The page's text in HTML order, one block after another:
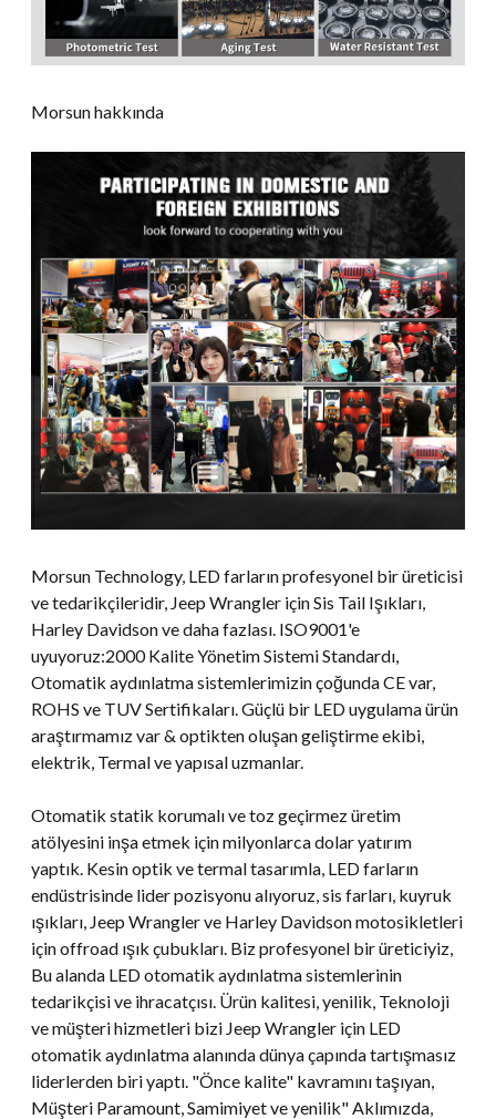
Morsun hakkında
Morsun Technology, LED farların profesyonel bir üreticisi
ve tedarikçileridir, Jeep Wrangler için Sis Tail Işıkları,
Harley Davidson ve daha fazlası. ISO9001'e
uyuyoruz:2000 Kalite Yönetim Sistemi Standardı,
Otomatik aydınlatma sistemlerimizin çoğunda CE var,
ROHS ve TUV Sertifikaları. Güçlü bir LED uygulama ürün
araştırmamız var & optikten oluşan geliştirme ekibi,
elektrik, Termal ve yapısal uzmanlar.
Otomatik statik korumalı ve toz geçirmez üretim
atölyesini inşa etmek için milyonlarca dolar yatırım
yaptık. Kesin optik ve termal tasarımla, LED farların
endüstrisinde lider pozisyonu alıyoruz, sis farları, kuyruk
ışıkları, Jeep Wrangler ve Harley Davidson motosikletleri
için offroad ışık çubukları. Biz profesyonel bir üreticiyiz,
Bu alanda LED otomatik aydınlatma sistemlerinin
tedarikçisi ve ihracatçısı. Ürün kalitesi, yenilik, Teknoloji
ve müşteri hizmetleri bizi Jeep Wrangler için LED
otomatik aydınlatma alanında dünya çapında tartışmasız
liderlerden biri yaptı. "Önce kalite" kavramını taşıyan,
Müşteri Paramount, Samimiyet ve yenilik" Aklımızda,